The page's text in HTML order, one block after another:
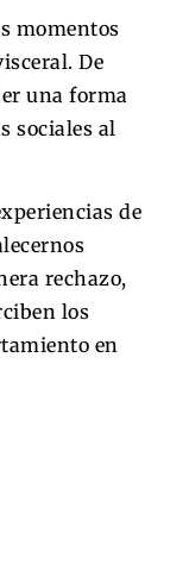
momentos
De
una forma
sociales al
de
rechazo,
los
en